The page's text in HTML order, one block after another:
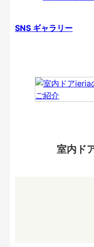
SNS ギャラリー
室内ド